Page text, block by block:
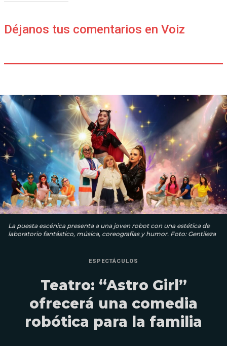
Déjanos tus comentarios en Voiz
La puesta escénica presenta a una joven robot con una estética de
laboratorio fantástico, música, coreografías y humor. Foto: Gentileza
ESPECTÁCULOS
Teatro: “Astro Girl”
ofrecerá una comedia
robótica para la familia